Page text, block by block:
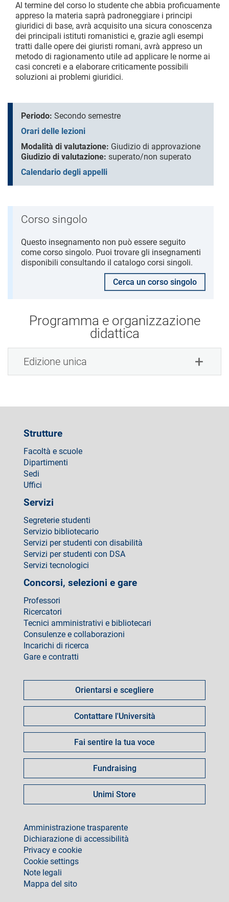
Al termine del corso lo studente che abbia proficuamente
appreso la materia saprà padroneggiare i principi
giuridici di base, avrà acquisito una sicura conoscenza
dei principali istituti romanistici e, grazie agli esempi
tratti dalle opere dei giuristi romani, avrà appreso un
metodo di ragionamento utile ad applicare le norme ai
casi concreti e a elaborare criticamente possibili
soluzioni ai problemi giuridici.
Periodo: Secondo semestre
Orari delle lezioni
Modalità di valutazione: Giudizio di approvazione
Giudizio di valutazione: superato/non superato
Calendario degli appelli
Corso singolo
Questo insegnamento non può essere seguito
come corso singolo. Puoi trovare gli insegnamenti
disponibili consultando il catalogo corsi singoli.
Cerca un corso singolo
Programma e organizzazione
didattica
Edizione unica
Strutture
Facoltà e scuole
Dipartimenti
Sedi
Uffici
Servizi
Segreterie studenti
Servizio bibliotecario
Servizi per studenti con disabilità
Servizi per studenti con DSA
Servizi tecnologici
Concorsi, selezioni e gare
Professori
Ricercatori
Tecnici amministrativi e bibliotecari
Consulenze e collaborazioni
Incarichi di ricerca
Gare e contratti
fare
Orientarsi e scegliere
Contattare l'Università
Fai sentire la tua voce
Fundraising
Unimi Store
footer
Amministrazione trasparente
Dichiarazione di accessibilità
Privacy e cookie
Cookie settings
Note legali
Mappa del sito